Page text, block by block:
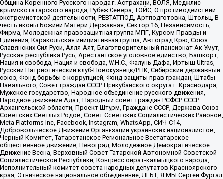
Община Коренного Русского народа г. Астрахани, ВОЛЯ, Меджлис
крымскотатарского народа, Рубеж Севера, ТОЙС, О противодействии
экстремистской деятельности, РЕВТАТПОД, Артподготовка, Штольц, В
честь иконы Божией Матери Державная, Сектор 16, Независимость,
Фирма, Молодежная правозащитная группа МПГ, Курсом Правды и
Единения, Каракольская инициативная группа, Автоград Крю, Союз
Славянских Сил Руси, Алля-Аят, Благотворительный пансионат Ак Умут,
Русская республика Русь, Арестантское уголовное единство, Башкорт,
Нация и свобода, Нация и свобода, W.H.С., Фалунь Дафа, Иртыш Ultras,
Русский Патриотический клуб-Новокузнецк/РПК, Сибирский державный
союз, Фонд борьбы с коррупцией, Фонд защиты прав граждан, Штабы
Навального, Совет граждан СССР Прикубанского округа г. Краснодара,
Мужское государство, Народное объединение русского движения,
Народное движение Адат, Народный совет граждан РСФСР СССР
Архангельской области, Проект Штурм, Граждане СССР, Держава Союз
Советских Светлых Родов, Совет Советских Социалистических Районов,
Meta Platforms Inc, Facebook, Instagram, WhatsApp, СИЧ-С14,
Добровольческое Движение Организации украинских националистов,
Черный Комитет, Татарстанское Региональное Всетатарское
общественное движение, Невоград, Молодежное Демократическое
Движение Весна, Верховный Совет Татарской Автономной Советской
Социалистической Республики, Конгресс ойрат-калмыцкого народа,
Исполнительный комитет совета народных депутатов Красноярского
края, Этническое национальное объединение, ЛГБТ, Я.МЫ Сергей Фургал